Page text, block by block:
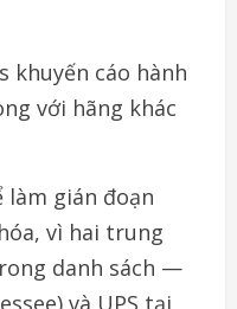
khuyến cáo hành
với hãng khác
làm gián đoạn
vì hai trung
danh sách —
và UPS tại